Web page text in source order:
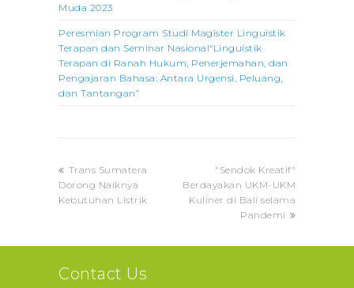
Muda 2023
Peresmian Program Studi Magister Linguistik
Terapan dan Seminar Nasional“Linguistik
Terapan di Ranah Hukum, Penerjemahan, dan
Pengajaran Bahasa: Antara Urgensi, Peluang,
dan Tantangan”
previous
post:
Trans Sumatera
Dorong Naiknya
Kebutuhan Listrik
next
post:
"Sendok Kreatif"
Berdayakan UKM-UKM
Kuliner di Bali selama
Pandemi
Contact Us